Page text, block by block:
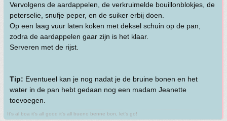
Vervolgens de aardappelen, de verkruimelde bouillonblokjes, de
peterselie, snufje peper, en de suiker erbij doen.
Op een laag vuur laten koken met deksel schuin op de pan,
zodra de aardappelen gaar zijn is het klaar.
Serveren met de rijst.
Tip: Eventueel kan je nog nadat je de bruine bonen en het
water in de pan hebt gedaan nog een madam Jeanette
toevoegen.
It's al boa it's all good it's all bueno benne bon, let's go!